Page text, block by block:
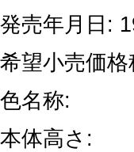
発売年月日:
希望小売価
色名称:
本体高さ: